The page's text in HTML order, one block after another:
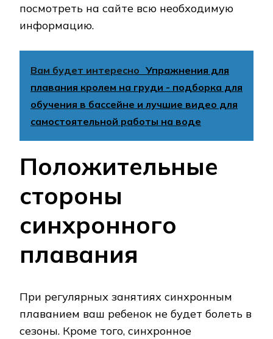
посмотреть на сайте всю необходимую
информацию.
Вам будет интересно Упражнения для
плавания кролем на груди - подборка для
обучения в бассейне и лучшие видео для
самостоятельной работы на воде
Положительные
стороны
синхронного
плавания
При регулярных занятиях синхронным
плаванием ваш ребенок не будет болеть в
сезоны. Кроме того, синхронное